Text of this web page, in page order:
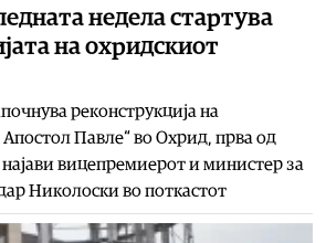
недела стартува
на охридскиот
реконструкција на
Павле“ во Охрид, прва од
вицепремиерот и министер за
Николоски во поткастот